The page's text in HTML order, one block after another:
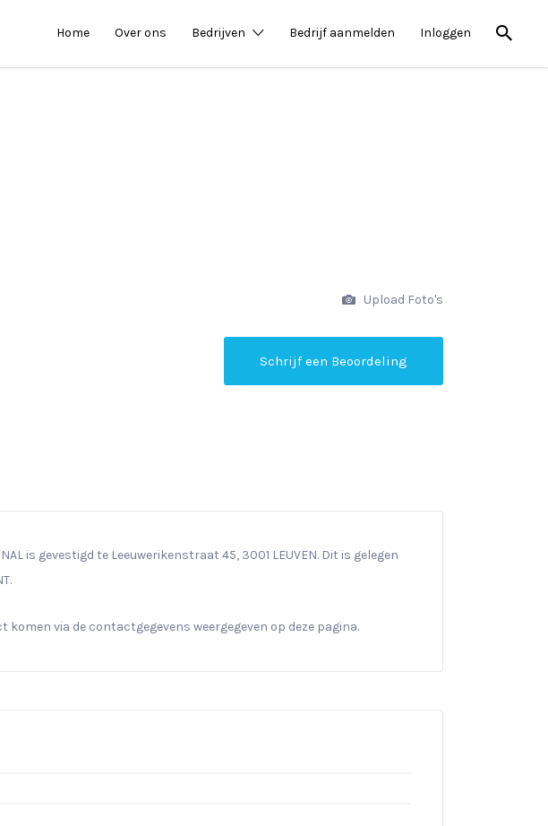
Home Over ons Bedrijven Bedrijf aanmelden Inloggen
Upload Foto's
Schrijf een Beoordeling
is gevestigd te Leeuwerikenstraat 45, 3001 LEUVEN. Dit is gelegen
via de contactgegevens weergegeven op deze pagina.